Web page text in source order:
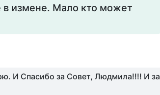
в измене. Мало кто может
И Спасибо за Совет, Людмила!!!! И за